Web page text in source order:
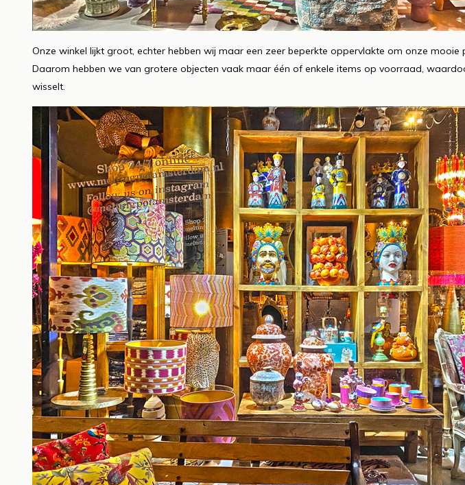
Onze winkel lijkt groot, echter hebben wij maar een zeer beperkte oppervlakte om onze mooie
Daarom hebben we van grotere objecten vaak maar één of enkele items op voorraad,
wisselt.